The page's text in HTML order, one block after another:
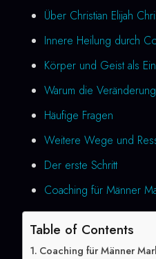
Über Christian Elijah
Innere Heilung durch
Körper und Geist als
Warum die
Häufige Fragen
Weitere Wege und
Der erste Schritt
Coaching für Männer
Table of Contents
Coaching für Männer